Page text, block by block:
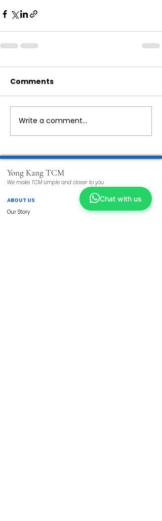
Comments
Write a comment...
Yong Kang TCM
We make TCM simple and closer to you
ABOUT US
Our Story
Chat with us